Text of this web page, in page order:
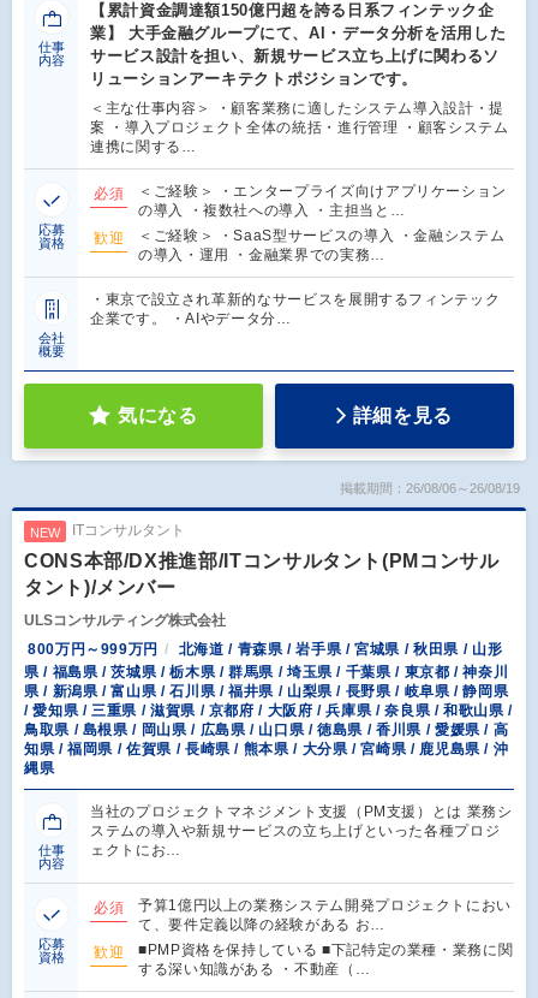
仕事
内容
【累計資金調達額150億円超を誇る日系フィンテック企
業】 大手金融グループにて、AI・データ分析を活用した
サービス設計を担い、新規サービス立ち上げに関わるソ
リューションアーキテクトポジションです。
＜主な仕事内容＞ ・顧客業務に適したシステム導入設計・提
案 ・導入プロジェクト全体の統括・進行管理 ・顧客システム
連携に関する…
応募
資格
必須
＜ご経験＞ ・エンタープライズ向けアプリケーション
の導入 ・複数社への導入 ・主担当と…
歓迎
＜ご経験＞ ・SaaS型サービスの導入 ・金融システム
の導入・運用 ・金融業界での実務…
会社
概要
・東京で設立され革新的なサービスを展開するフィンテック
企業です。 ・AIやデータ分…
気になる 詳細を見る
掲載期間：26/08/06～26/08/19
NEW ITコンサルタント
CONS本部/DX推進部/ITコンサルタント(PMコンサル
タント)/メンバー
ULSコンサルティング株式会社
800万円～999万円
北海道 / 青森県 / 岩手県 / 宮城県 / 秋田県 / 山形
県 / 福島県 / 茨城県 / 栃木県 / 群馬県 / 埼玉県 / 千葉県 / 東京都 / 神奈川
県 / 新潟県 / 富山県 / 石川県 / 福井県 / 山梨県 / 長野県 / 岐阜県 / 静岡県
/ 愛知県 / 三重県 / 滋賀県 / 京都府 / 大阪府 / 兵庫県 / 奈良県 / 和歌山県 /
鳥取県 / 島根県 / 岡山県 / 広島県 / 山口県 / 徳島県 / 香川県 / 愛媛県 / 高
知県 / 福岡県 / 佐賀県 / 長崎県 / 熊本県 / 大分県 / 宮崎県 / 鹿児島県 / 沖
縄県
仕事
内容
当社のプロジェクトマネジメント支援（PM支援）とは 業務シ
ステムの導入や新規サービスの立ち上げといった各種プロジ
ェクトにお…
応募
資格
必須
予算1億円以上の業務システム開発プロジェクトにおい
て、要件定義以降の経験がある お…
歓迎
■PMP資格を保持している ■下記特定の業種・業務に関
する深い知識がある ・不動産（…